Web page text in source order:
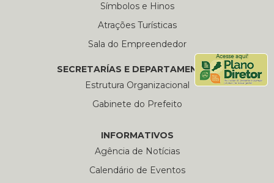
Símbolos e Hinos
Atrações Turísticas
Sala do Empreendedor
SECRETARÍAS E DEPARTAMENTOS
Estrutura Organizacional
Gabinete do Prefeito
INFORMATIVOS
Agência de Notícias
Calendário de Eventos